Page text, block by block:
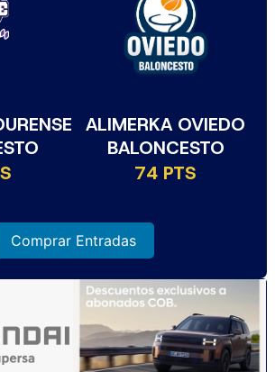
ALIMERKA OVIEDO
BALONCESTO
74 PTS
Comprar Entradas